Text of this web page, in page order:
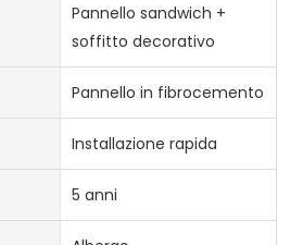
Pannello sandwich +
soffitto decorativo
Pannello in fibrocemento
Installazione rapida
5 anni